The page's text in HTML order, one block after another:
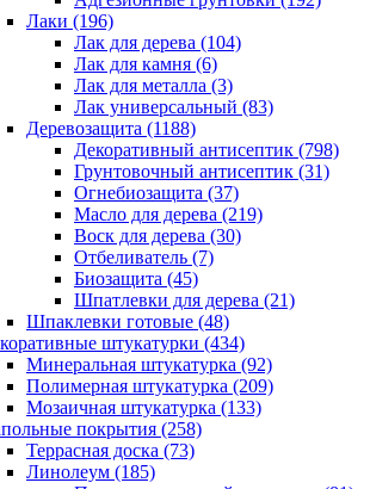
Лаки (196)
Лак для дерева (104)
Лак для камня (6)
Лак для металла (3)
Лак универсальный (83)
Деревозащита (1188)
Декоративный антисептик (798)
Грунтовочный антисептик (31)
Огнебиозащита (37)
Масло для дерева (219)
Воск для дерева (30)
Отбеливатель (7)
Биозащита (45)
Шпатлевки для дерева (21)
Шпаклевки готовые (48)
штукатурки (434)
Минеральная штукатурка (92)
Полимерная штукатурка (209)
Мозаичная штукатурка (133)
покрытия (258)
Террасная доска (73)
Линолеум (185)